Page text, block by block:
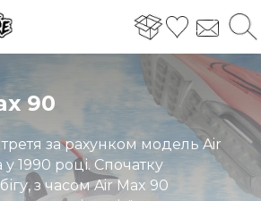
90
за рахунком модель Air
1990 році. Спочатку
з часом Air Max 90